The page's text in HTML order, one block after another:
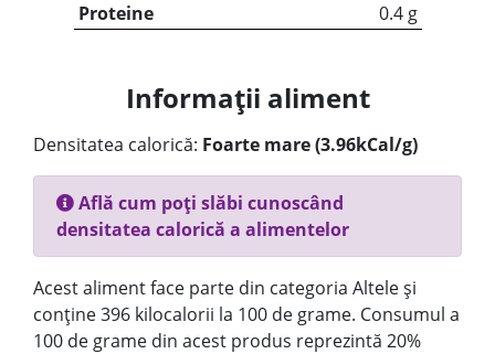
Proteine
0.4 g
Informații aliment
Densitatea calorică: Foarte mare (3.96kCal/g)
Află cum poți slăbi cunoscând
densitatea calorică a alimentelor
Acest aliment face parte din categoria Altele și
conține 396 kilocalorii la 100 de grame. Consumul a
100 de grame din acest produs reprezintă 20%